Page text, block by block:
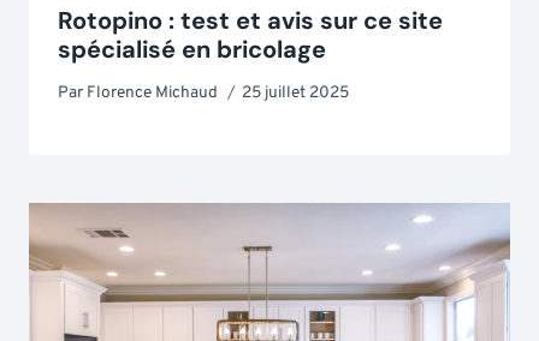
Rotopino : test et avis sur ce site
spécialisé en bricolage
Par Florence Michaud 25 juillet 2025